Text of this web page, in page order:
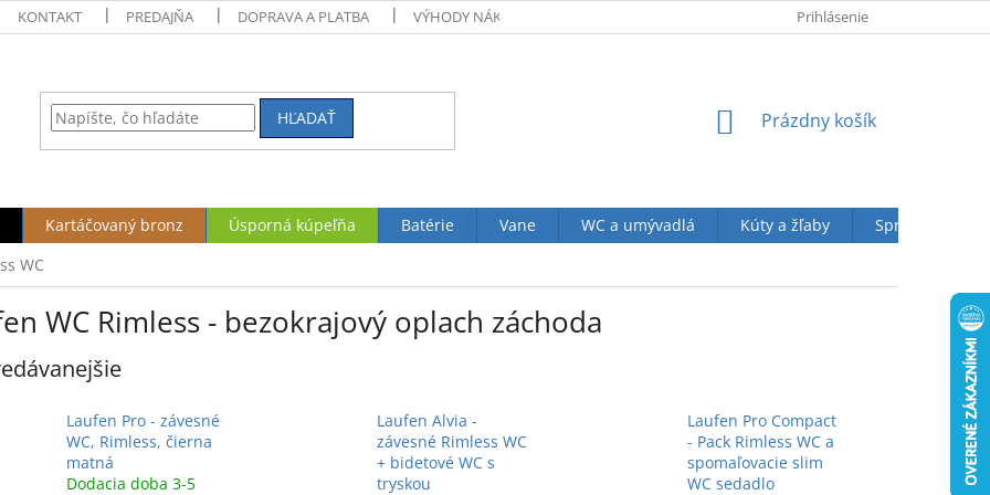
KONTAKT PREDAJŇA DOPRAVA A PLATBA VÝHODY NÁKUPU U NÁS OBCHODNÉ PODMIENKY (VOP)Prihlásenie
HĽADAŤ
NÁKUPNÝ
Prázdny košík
Kartáčovaný bronz Úsporná kúpeľňa Batérie Vane WC a umývadlá Kúty a žľaby
Sprchové sety
WC
WC Rimless - bezokrajový oplach záchoda
Laufen Pro - závesné
WC, Rimless, čierna
matná
Dodacia doba 3-5
Laufen Alvia -
závesné Rimless WC
+ bidetové WC s
tryskou
Laufen Pro Compact
- Pack Rimless WC a
spomaľovacie slim
WC sedadlo